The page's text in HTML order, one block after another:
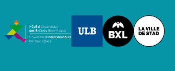
Image